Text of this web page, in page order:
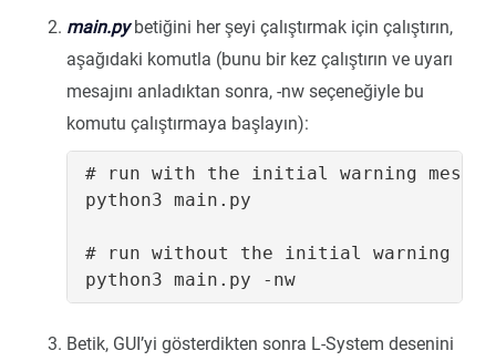
main.pybetiğini her şeyi çalıştırmak için çalıştırın,
aşağıdaki komutla (bunu bir kez çalıştırın ve uyarı
mesajını anladıktan sonra, -nw seçeneğiyle bu
komutu çalıştırmaya başlayın):
# run with the initial warning
python3 main.py
# run without the initial warning
Betik, GUI’yi gösterdikten sonra L-System desenini